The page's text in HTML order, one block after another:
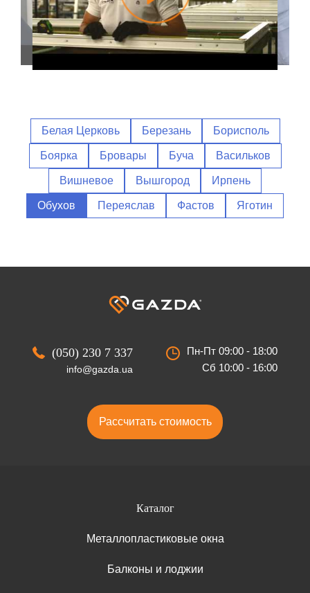
Белая Церковь Березань Борисполь
Боярка Бровары Буча Васильков
Вишневое Вышгород Ирпень
Обухов Переяслав Фастов Яготин
(050) 230 7 337
info@gazda.ua
Пн-Пт 09:00 - 18:00
Сб 10:00 - 16:00
Рассчитать стоимость
Каталог
Металлопластиковые окна
Балконы и лоджии